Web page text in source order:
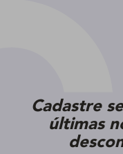
Cadastre
últimas